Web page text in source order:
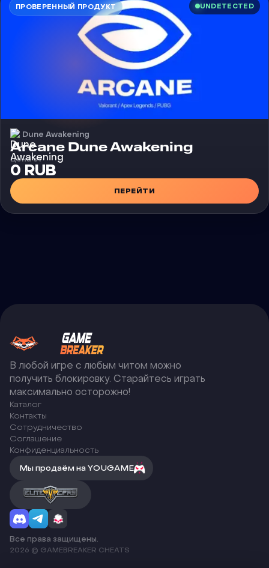
ПРОВЕРЕННЫЙ ПРОДУКТ UNDETECTED
Dune Awakening
Чит
Arcane Dune Awakening
Цена от
0 RUB
ПЕРЕЙТИ
В любой игре с любым читом можно
получить блокировку. Старайтесь играть
максимально осторожно!
Каталог
Контакты
Сотрудничество
Соглашение
Конфиденциальность
Мы продаём на YOUGAME
Все права защищены.
2026 © GAMEBREAKER CHEATS